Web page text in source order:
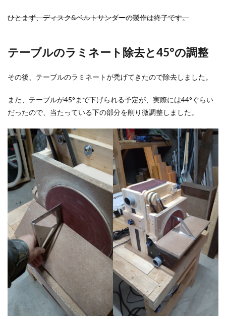
ひとまず、ディスク&ベルトサンダーの製作は終了です。
テーブルのラミネート除去と45°の調整
その後、テーブルのラミネートが禿げてきたので除去しました。
また、テーブルが45°まで下げられる予定が、実際には44°ぐらい
だったので、当たっている下の部分を削り微調整しました。